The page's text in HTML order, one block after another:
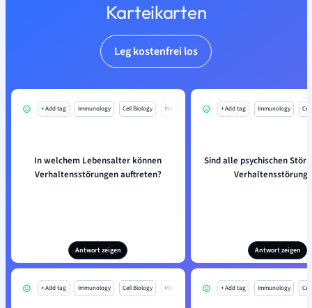
Karteikarten
Leg kostenfrei los
+ Add tag Immunology Cell Biology Mo
In welchem Lebensalter können
Verhaltensstörungen auftreten?
Antwort zeigen
+ Add tag Immunology
Sind alle psychischen
Antwort zeigen
+ Add tag Immunology Cell Biology Mo + Add tag Immunology